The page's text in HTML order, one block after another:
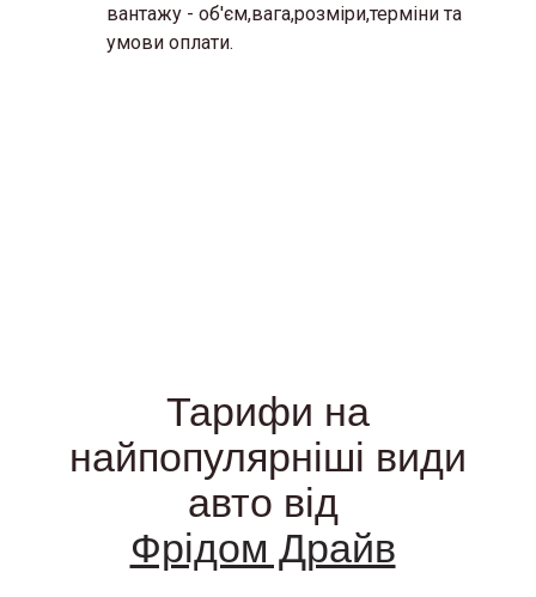
вантажу - об'єм,вага,розміри,терміни та
умови оплати.
Тарифи на
найпопулярніші види
авто від
Фрідом Драйв